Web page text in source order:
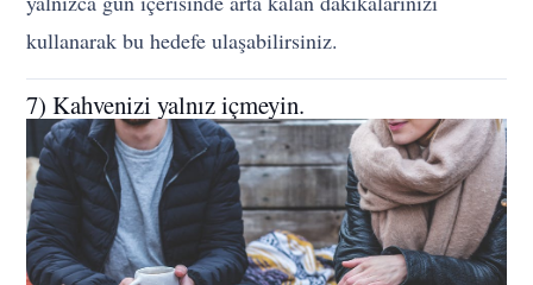
kullanarak bu hedefe ulaşabilirsiniz.
7) Kahvenizi yalnız içmeyin.